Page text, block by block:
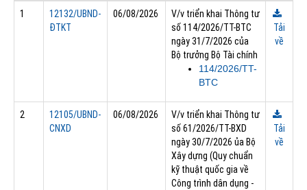
1
12132/UBND-
ĐTKT
06/08/2026
V/v triển khai Thông tư
số 114/2026/TT-BTC
ngày 31/7/2026 của
Bộ trưởng Bộ Tài chính
114/2026/TT-
BTC
Tải
về
2
12105/UBND-
CNXD
06/08/2026
V/v triển khai Thông tư
số 61/2026/TT-BXD
ngày 30/7/2026 ủa Bộ
Xây dựng (Quy chuẩn
kỹ thuật quốc gia về
Công trình dân dụng -
Tải
về